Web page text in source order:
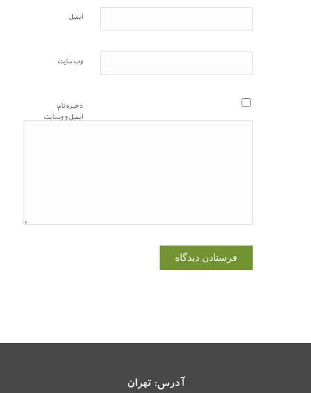
ایمیل
وب‌ سایت
ذخیره نام،
ایمیل و وبسایت
آدرس: تهران